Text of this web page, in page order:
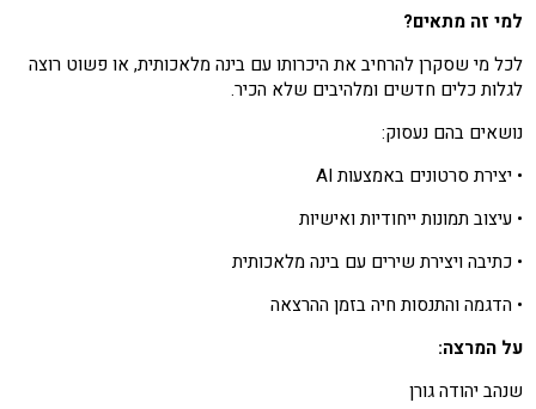
למי זה מתאים?
לכל מי שסקרן להרחיב את היכרותו עם בינה מלאכותית, או פשוט רוצה
לגלות כלים חדשים ומלהיבים שלא הכיר.
נושאים בהם נעסוק:
• יצירת סרטונים באמצעותAI
• עיצוב תמונות ייחודיות ואישיות
• כתיבה ויצירת שירים עם בינה מלאכותית
• הדגמה והתנסות חיה בזמן ההרצאה
על המרצה:
שנהב יהודה גורן